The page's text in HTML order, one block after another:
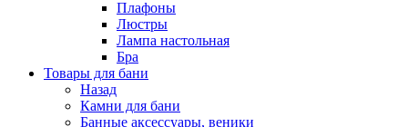
Плафоны
Люстры
Лампа настольная
Бра
Товары для бани
Назад
Камни для бани
Банные аксессуары, веники